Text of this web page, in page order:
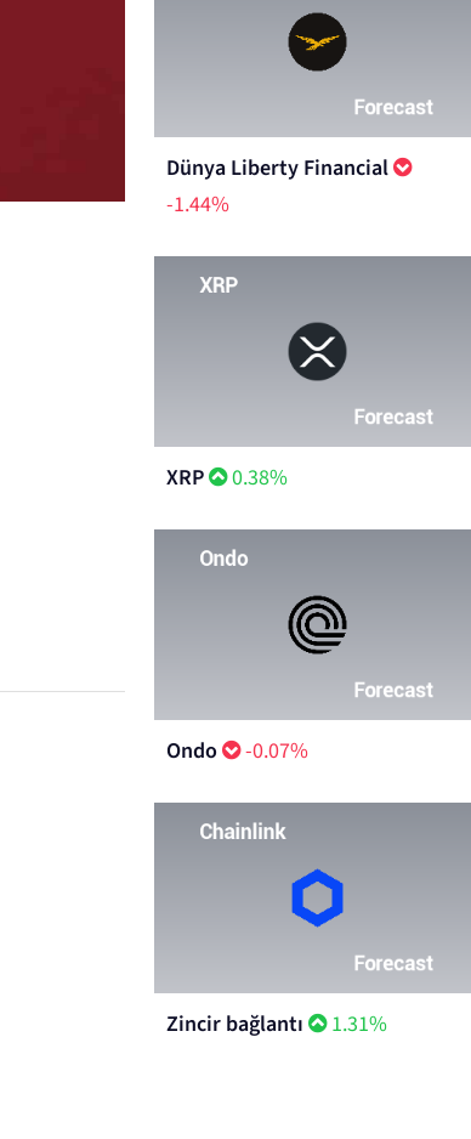
Dünya Liberty Financial
-1.44%
XRP 0.38%
Ondo -0.07%
Zincir bağlantı 1.31%